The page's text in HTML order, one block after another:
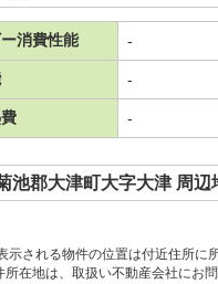
消費性能 -
-
-
池郡大津町大字大津 周辺
示される物件の位置は付近住所に
所在地は、取扱い不動産会社にお